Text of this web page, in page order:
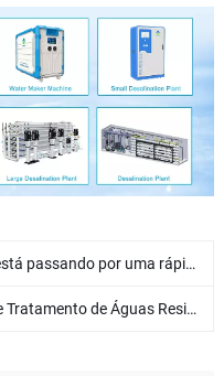
por uma rápida transformação
Como a descarga líquida zero verdadeira pode ser alcançada?